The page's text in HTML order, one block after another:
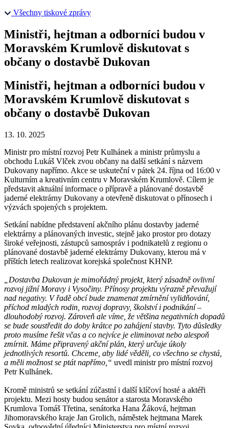
Všechny tiskové zprávy
Ministři, hejtman a odborníci budou v
Moravském Krumlově diskutovat s
občany o dostavbě Dukovan
Ministři, hejtman a odborníci budou v
Moravském Krumlově diskutovat s
občany o dostavbě Dukovan
13. 10. 2025
Ministr pro místní rozvoj Petr Kulhánek a ministr průmyslu a
obchodu Lukáš Vlček zvou občany na další setkání s názvem
Dukovany napřímo. Akce se uskuteční v pátek 24. října od 16:00 v
Kulturním a kreativním centru v Moravském Krumlově. Cílem je
představit aktuální informace o přípravě a plánované dostavbě
jaderné elektrárny Dukovany a otevřeně diskutovat o přínosech i
výzvách spojených s projektem.
Setkání nabídne představení akčního plánu dostavby jaderné
elektrárny a plánovaných investic, stejně jako prostor pro dotazy
široké veřejnosti, zástupců samospráv i podnikatelů z regionu o
plánované dostavbě jaderné elektrárny Dukovany, kterou má v
příštích letech realizovat korejská společnost KHNP.
„Dostavba Dukovan je mimořádný projekt, který zásadně ovlivní
rozvoj jižní Moravy i Vysočiny. Přínosy projektu výrazně převažují
nad negativy. V řadě obcí bude znamenat zmírnění vylidňování,
příchod mladých rodin, rozvoj dopravy, školství i podnikání –
dlouhodobý rozvoj. Zároveň ale víme, že většina negativních dopadů
se bude soustředit do doby krátce po zahájení stavby. Tyto důsledky
proto musíme řešit včas a co nejvíce je eliminovat nebo alespoň
zmírnit. Máme připravený akční plán, který určuje úkoly
jednotlivých resortů. Chceme, aby lidé věděli, co všechno se chystá,
a měli možnost se ptát napřímo,“ uvedl ministr pro místní rozvoj
Petr Kulhánek.
Kromě ministrů se setkání zúčastní i další klíčoví hosté a aktéři
projektu. Mezi hosty budou senátor a starosta Moravského
Krumlova Tomáš Třetina, senátorka Hana Žáková, hejtman
Jihomoravského kraje Jan Grolich, náměstek hejtmana Marek